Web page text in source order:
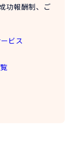
功報酬制、ご
ビス